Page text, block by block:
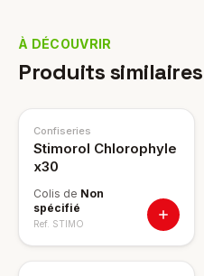
À DÉCOUVRIR
Produits similaires
Confiseries
Stimorol Chlorophyle
x30
Colis de Non
spécifié
Ref. STIMO